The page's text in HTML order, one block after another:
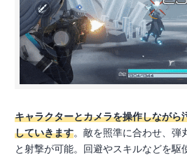
キャラクターとカメラを操作しながら
していきます。敵を照準に合わせ、弾
と射撃が可能。回避やスキルなどを駆